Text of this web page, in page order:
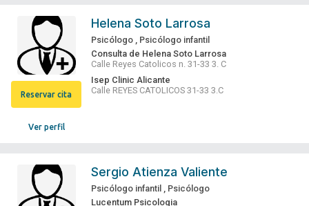
Ver perfil
Reservar cita
Helena Soto Larrosa
Psicólogo , Psicólogo infantil
Consulta de Helena Soto Larrosa
Calle Reyes Catolicos n. 31-33 3. C
Isep Clinic Alicante
Calle REYES CATOLICOS 31-33 3.C
Sergio Atienza Valiente
Psicólogo infantil , Psicólogo
Lucentum Psicologia